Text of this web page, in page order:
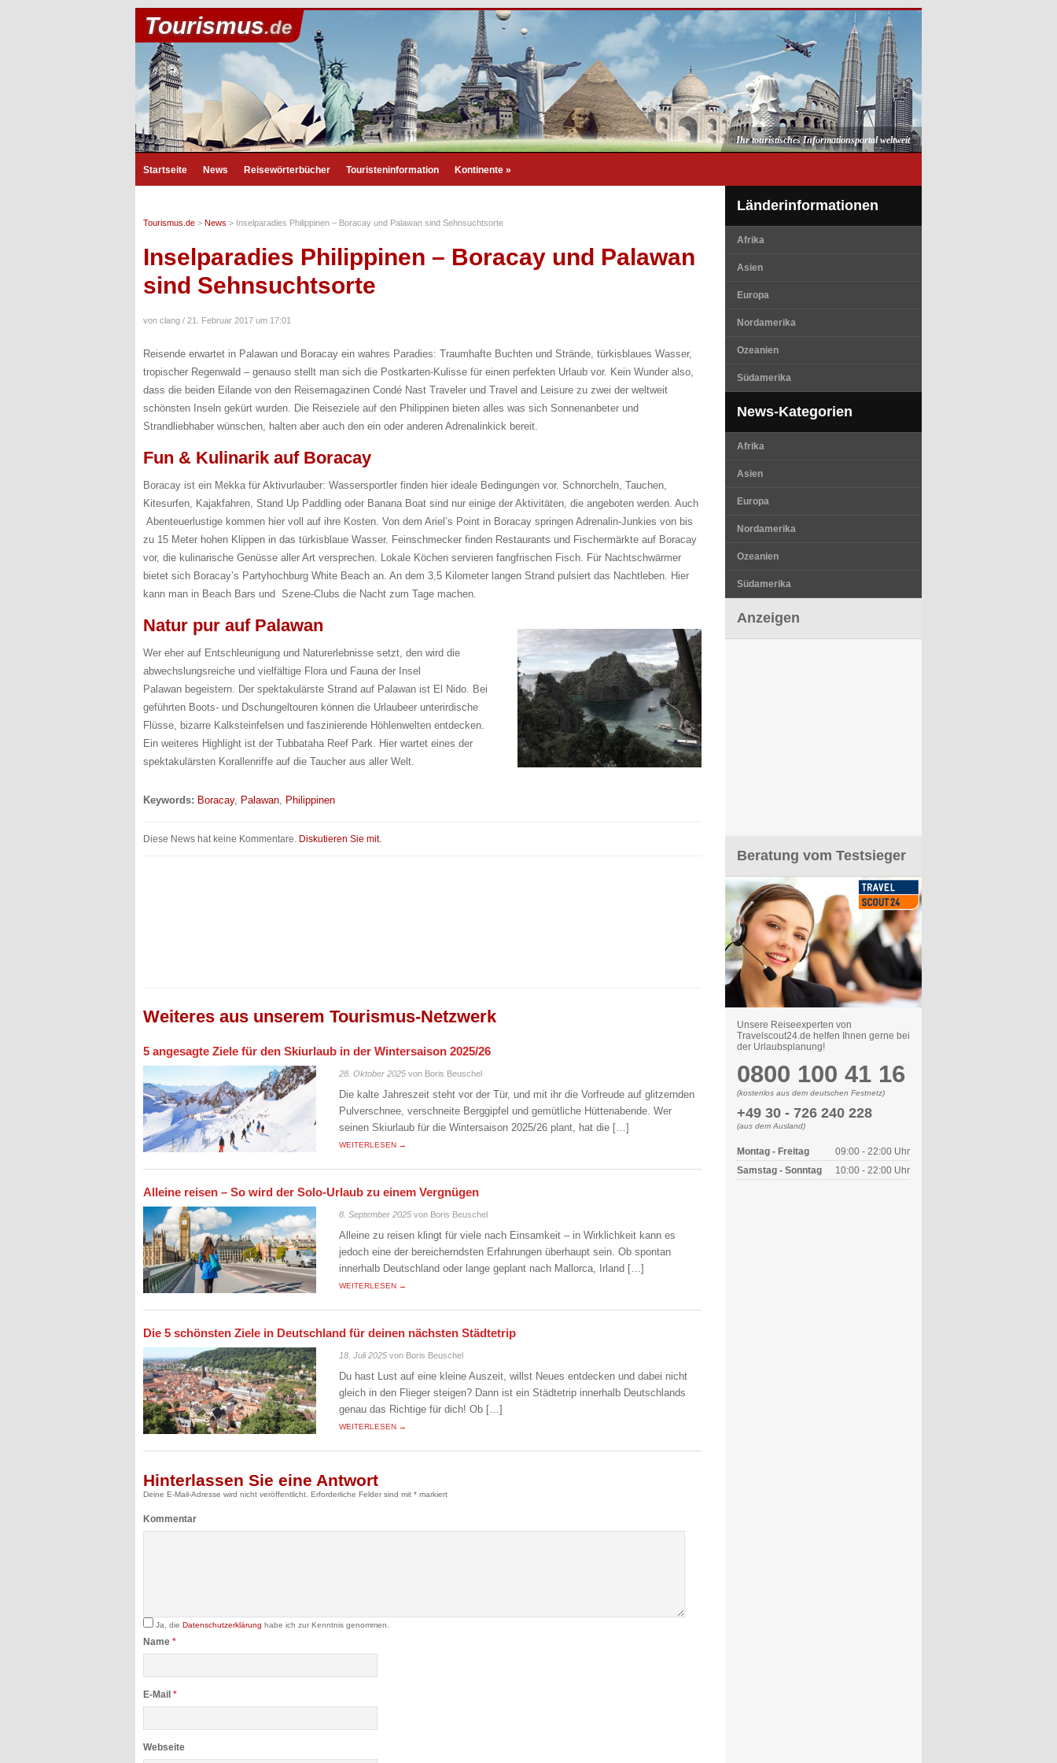
Tourismus.de
Ihr touristisches Informationsportal weltweit
Startseite News Reisewörterbücher Touristeninformation Kontinente »
Tourismus.de > News > Inselparadies Philippinen – Boracay und Palawan sind Sehnsuchtsorte
Inselparadies Philippinen – Boracay und Palawan
sind Sehnsuchtsorte
von clang / 21. Februar 2017 um 17:01
Reisende erwartet in Palawan und Boracay ein wahres Paradies: Traumhafte Buchten und Strände, türkisblaues Wasser,
tropischer Regenwald – genauso stellt man sich die Postkarten-Kulisse für einen perfekten Urlaub vor. Kein Wunder also,
dass die beiden Eilande von den Reisemagazinen Condé Nast Traveler und Travel and Leisure zu zwei der weltweit
schönsten Inseln gekürt wurden. Die Reiseziele auf den Philippinen bieten alles was sich Sonnenanbeter und
Strandliebhaber wünschen, halten aber auch den ein oder anderen Adrenalinkick bereit.
Fun & Kulinarik auf Boracay
Boracay ist ein Mekka für Aktivurlauber: Wassersportler finden hier ideale Bedingungen vor. Schnorcheln, Tauchen,
Kitesurfen, Kajakfahren, Stand Up Paddling oder Banana Boat sind nur einige der Aktivitäten, die angeboten werden. Auch
Abenteuerlustige kommen hier voll auf ihre Kosten. Von dem Ariel’s Point in Boracay springen Adrenalin-Junkies von bis
zu 15 Meter hohen Klippen in das türkisblaue Wasser. Feinschmecker finden Restaurants und Fischermärkte auf Boracay
vor, die kulinarische Genüsse aller Art versprechen. Lokale Köchen servieren fangfrischen Fisch. Für Nachtschwärmer
bietet sich Boracay’s Partyhochburg White Beach an. An dem 3,5 Kilometer langen Strand pulsiert das Nachtleben. Hier
kann man in Beach Bars und Szene-Clubs die Nacht zum Tage machen.
Natur pur auf Palawan
Wer eher auf Entschleunigung und Naturerlebnisse setzt, den wird die
abwechslungsreiche und vielfältige Flora und Fauna der Insel
Palawan begeistern. Der spektakulärste Strand auf Palawan ist El Nido. Bei
geführten Boots- und Dschungeltouren können die Urlaubeer unterirdische
Flüsse, bizarre Kalksteinfelsen und faszinierende Höhlenwelten entdecken.
Ein weiteres Highlight ist der Tubbataha Reef Park. Hier wartet eines der
spektakulärsten Korallenriffe auf die Taucher aus aller Welt.
Keywords: Boracay, Palawan, Philippinen
Diese News hat keine Kommentare. Diskutieren Sie mit.
Weiteres aus unserem Tourismus-Netzwerk
5 angesagte Ziele für den Skiurlaub in der Wintersaison 2025/26
28. Oktober 2025 von Boris Beuschel
Die kalte Jahreszeit steht vor der Tür, und mit ihr die Vorfreude auf glitzernden
Pulverschnee, verschneite Berggipfel und gemütliche Hüttenabende. Wer
seinen Skiurlaub für die Wintersaison 2025/26 plant, hat die […]
WEITERLESEN →
Alleine reisen – So wird der Solo-Urlaub zu einem Vergnügen
8. September 2025 von Boris Beuschel
Alleine zu reisen klingt für viele nach Einsamkeit – in Wirklichkeit kann es
jedoch eine der bereicherndsten Erfahrungen überhaupt sein. Ob spontan
innerhalb Deutschland oder lange geplant nach Mallorca, Irland […]
WEITERLESEN →
Die 5 schönsten Ziele in Deutschland für deinen nächsten Städtetrip
18. Juli 2025 von Boris Beuschel
Du hast Lust auf eine kleine Auszeit, willst Neues entdecken und dabei nicht
gleich in den Flieger steigen? Dann ist ein Städtetrip innerhalb Deutschlands
genau das Richtige für dich! Ob […]
WEITERLESEN →
Hinterlassen Sie eine Antwort
Deine E-Mail-Adresse wird nicht veröffentlicht. Erforderliche Felder sind mit * markiert
Kommentar
Ja, die Datenschutzerklärung habe ich zur Kenntnis genommen.
Name *
E-Mail *
Webseite
Länderinformationen
Afrika
Asien
Europa
Nordamerika
Ozeanien
Südamerika
News-Kategorien
Afrika
Asien
Europa
Nordamerika
Ozeanien
Südamerika
Anzeigen
Beratung vom Testsieger
Unsere Reiseexperten von
Travelscout24.de helfen Ihnen gerne bei
der Urlaubsplanung!
0800 100 41 16
(kostenlos aus dem deutschen Festnetz)
+49 30 - 726 240 228
(aus dem Ausland)
Montag - Freitag
09:00 - 22:00 Uhr
Samstag - Sonntag
10:00 - 22:00 Uhr